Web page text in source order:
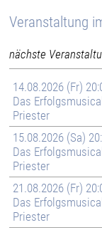
Veranstaltung
nächste
14.08.2026 (Fr)
Das
Priester
15.08.2026 (Sa)
Das
Priester
21.08.2026 (Fr)
Das
Priester